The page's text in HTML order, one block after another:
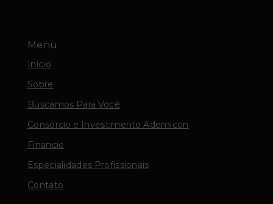
Menu
Início
Sobre
Buscamos Para Você
Consórcio e Investimento Ademicon
Financie
Especialidades Profissionais
Contato